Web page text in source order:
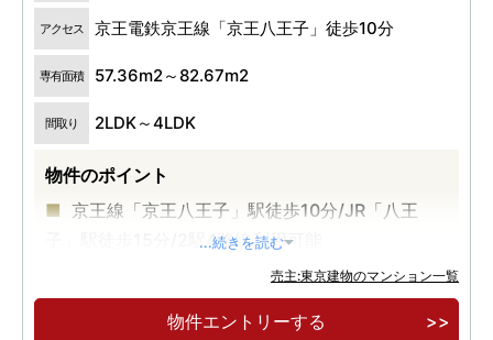
アクセス 京王電鉄京王線「京王八王子」徒歩10分
専有面積 57.36m2～82.67m2
間取り 2LDK～4LDK
物件のポイント
京王線「京王八王子」駅徒歩10分/JR「八王
子」駅徒歩15分/2駅4路線利用可能
川辺の自然を望む「南西向き80％超」
自走式＆平置き駐車場「設置率70％超」
...続きを読む
売主:東京建物のマンション一覧
物件エントリーする